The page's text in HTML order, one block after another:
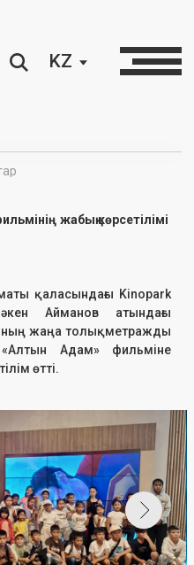
атындағы
қорының
өкілдері,
кейіпкерлерді
көрерменнің
еңбегі
Республикасы
бойынша,